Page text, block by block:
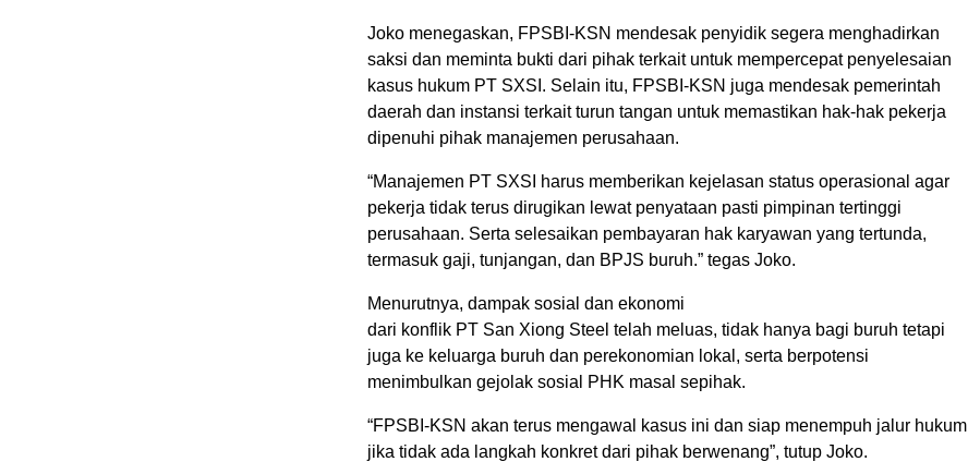
Joko menegaskan, FPSBI-KSN mendesak penyidik segera menghadirkan
saksi dan meminta bukti dari pihak terkait untuk mempercepat penyelesaian
kasus hukum PT SXSI. Selain itu, FPSBI-KSN juga mendesak pemerintah
daerah dan instansi terkait turun tangan untuk memastikan hak-hak pekerja
dipenuhi pihak manajemen perusahaan.
“Manajemen PT SXSI harus memberikan kejelasan status operasional agar
pekerja tidak terus dirugikan lewat penyataan pasti pimpinan tertinggi
perusahaan. Serta selesaikan pembayaran hak karyawan yang tertunda,
termasuk gaji, tunjangan, dan BPJS buruh.” tegas Joko.
Menurutnya, dampak sosial dan ekonomi
dari konflik PT San Xiong Steel telah meluas, tidak hanya bagi buruh tetapi
juga ke keluarga buruh dan perekonomian lokal, serta berpotensi
menimbulkan gejolak sosial PHK masal sepihak.
“FPSBI-KSN akan terus mengawal kasus ini dan siap menempuh jalur hukum
jika tidak ada langkah konkret dari pihak berwenang”, tutup Joko.